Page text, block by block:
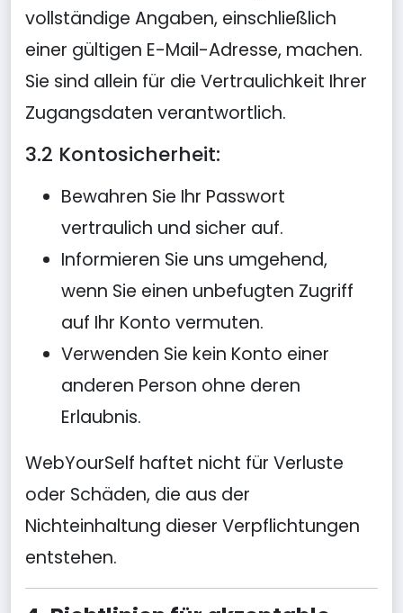
vollständige Angaben, einschließlich
einer gültigen E-Mail-Adresse, machen.
Sie sind allein für die Vertraulichkeit Ihrer
Zugangsdaten verantwortlich.
3.2 Kontosicherheit:
Bewahren Sie Ihr Passwort
vertraulich und sicher auf.
Informieren Sie uns umgehend,
wenn Sie einen unbefugten Zugriff
auf Ihr Konto vermuten.
Verwenden Sie kein Konto einer
anderen Person ohne deren
Erlaubnis.
WebYourSelf haftet nicht für Verluste
oder Schäden, die aus der
Nichteinhaltung dieser Verpflichtungen
entstehen.